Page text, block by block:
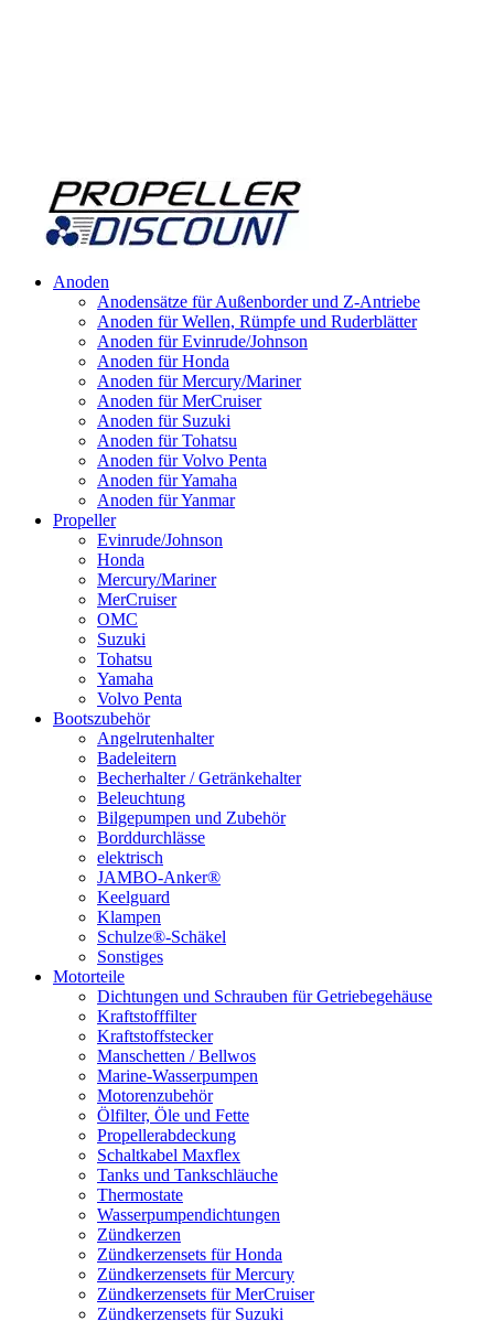
Anoden
Anodensätze für Außenborder und Z-Antriebe
Anoden für Wellen, Rümpfe und Ruderblätter
Anoden für Evinrude/Johnson
Anoden für Honda
Anoden für Mercury/Mariner
Anoden für MerCruiser
Anoden für Suzuki
Anoden für Tohatsu
Anoden für Volvo Penta
Anoden für Yamaha
Anoden für Yanmar
Propeller
Evinrude/Johnson
Honda
Mercury/Mariner
MerCruiser
OMC
Suzuki
Tohatsu
Yamaha
Volvo Penta
Bootszubehör
Angelrutenhalter
Badeleitern
Becherhalter / Getränkehalter
Beleuchtung
Bilgepumpen und Zubehör
Borddurchlässe
elektrisch
JAMBO-Anker®
Keelguard
Klampen
Schulze®-Schäkel
Sonstiges
Motorteile
Dichtungen und Schrauben für Getriebegehäuse
Kraftstofffilter
Kraftstoffstecker
Manschetten / Bellwos
Marine-Wasserpumpen
Motorenzubehör
Ölfilter, Öle und Fette
Propellerabdeckung
Schaltkabel Maxflex
Tanks und Tankschläuche
Thermostate
Wasserpumpendichtungen
Zündkerzen
Zündkerzensets für Honda
Zündkerzensets für Mercury
Zündkerzensets für MerCruiser
Zündkerzensets für Suzuki